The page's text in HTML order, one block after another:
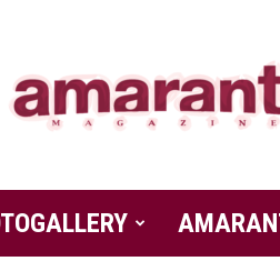
Amaranto